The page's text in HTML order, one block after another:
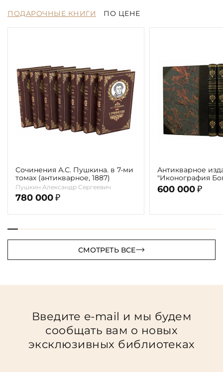
ПОДАРОЧНЫЕ КНИГИ ПО ЦЕНЕ
Сочинения А.С. Пушкина. в 7-ми
томах (антикварное, 1887)
Пушкин Александр Сергеевич
780 000 ₽
Антикварное
"Иконография
г. (в 2-х томах с
автора)
600 000 ₽
СМОТРЕТЬ ВСЕ
Введите e-mail и мы будем
сообщать вам о новых
эксклюзивных библиотеках